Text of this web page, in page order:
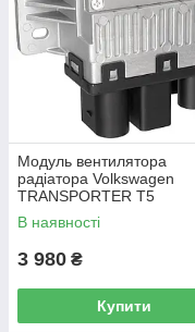
Модуль вентилятора
радіатора Volkswagen
TRANSPORTER T5
Фургон 03-15
В наявності
3 980 ₴
Купити